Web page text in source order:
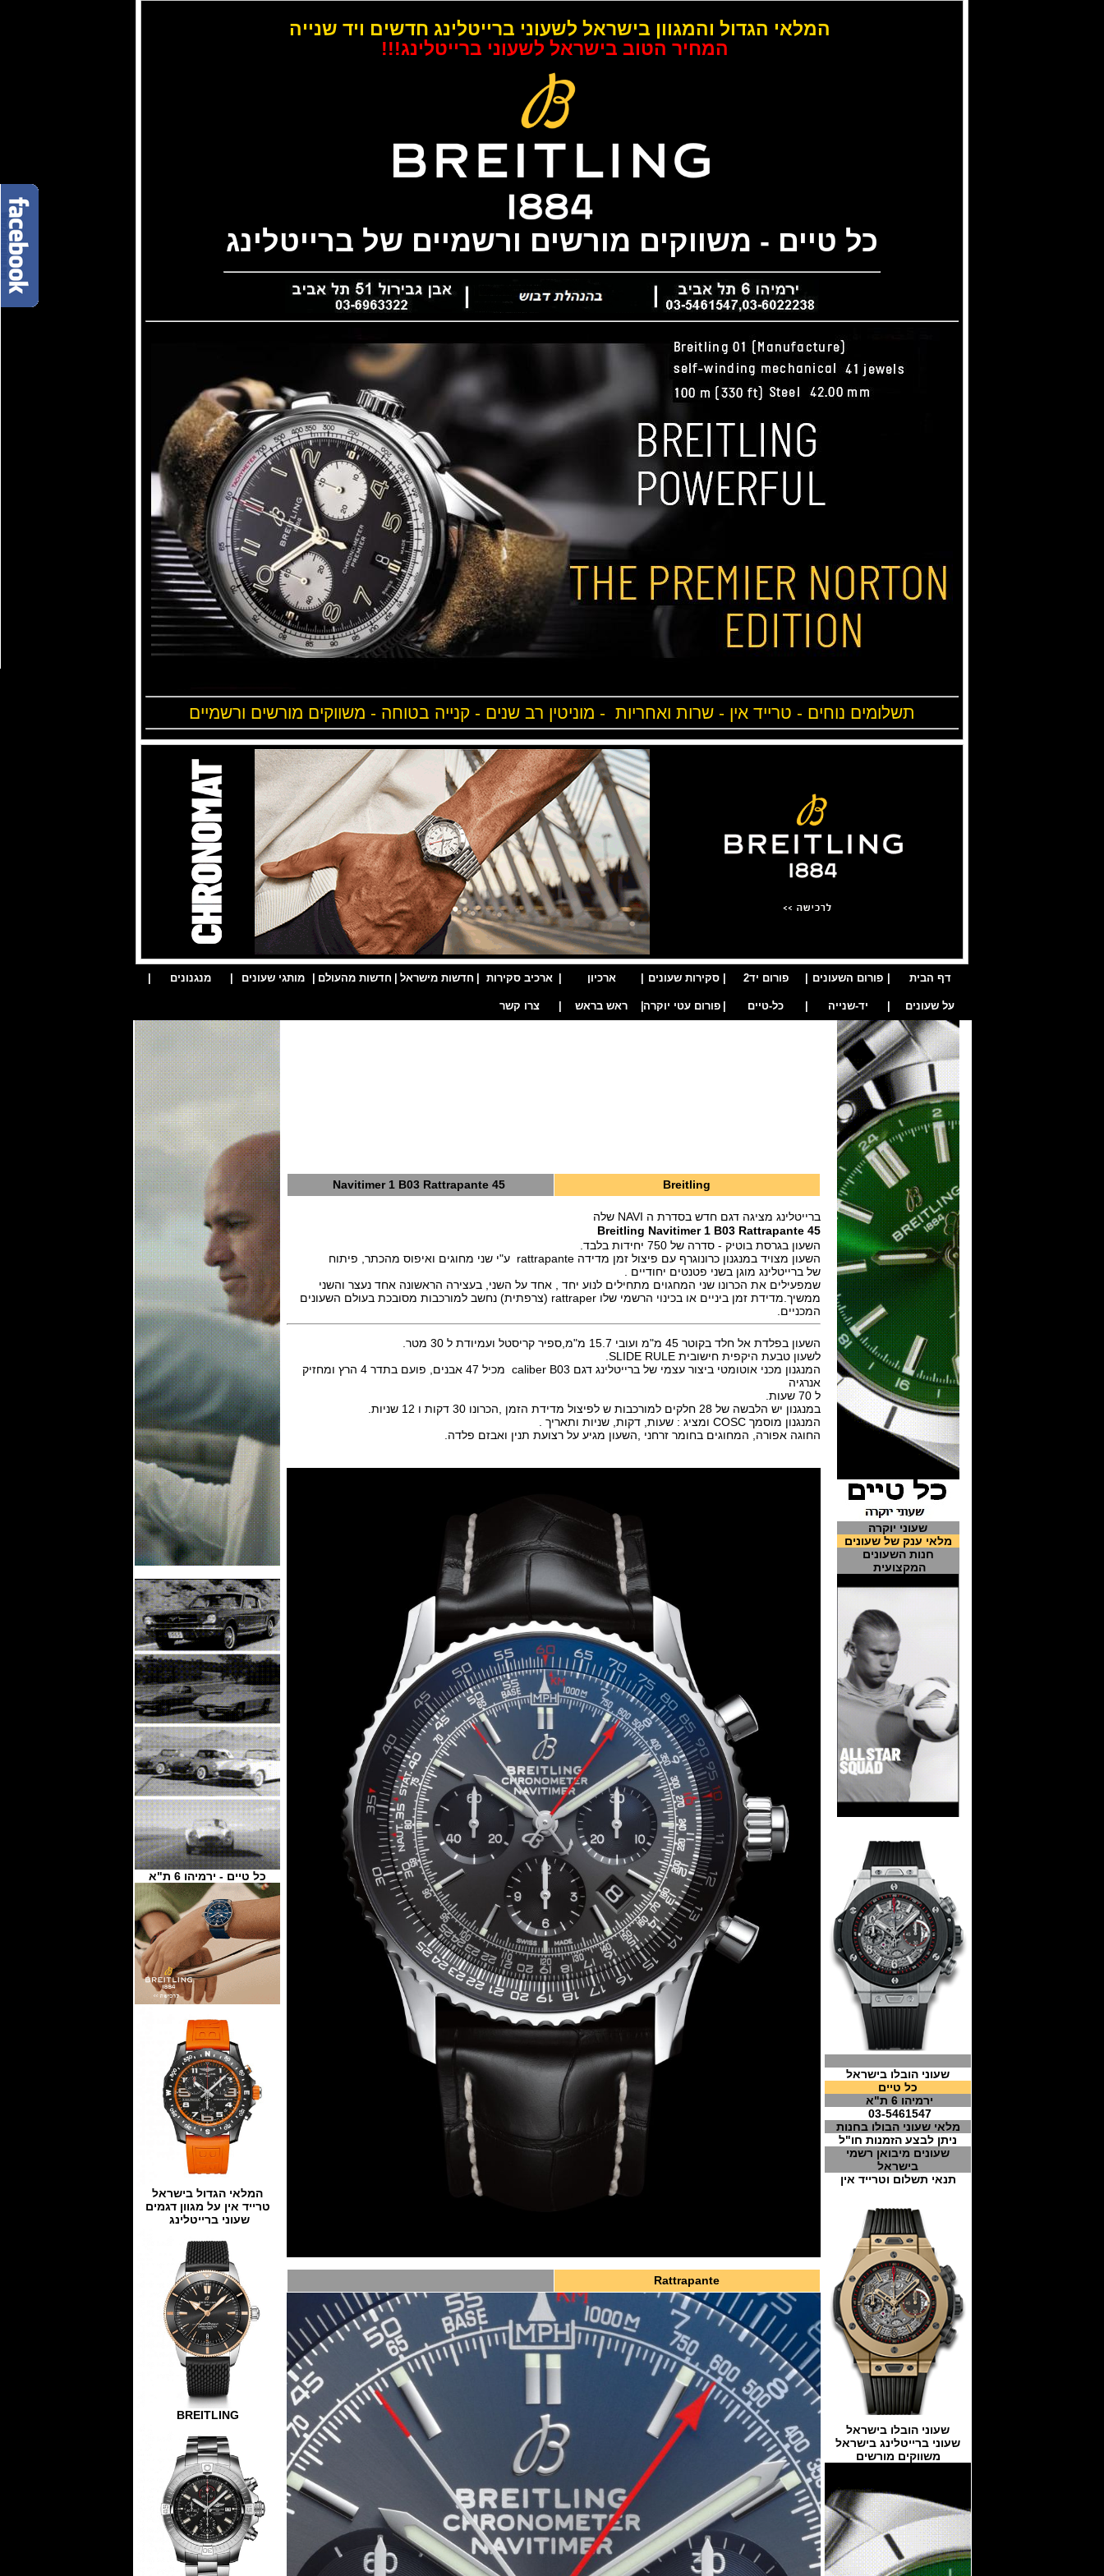
המלאי הגדול והמגוון בישראל לשעוני ברייטלינג חדשים ויד שנייה
המחיר הטוב בישראל לשעוני ברייטלינג!!!
כל טיים - משווקים מורשים ורשמיים של ברייטלינג
תשלומים נוחים - טרייד אין - שרות ואחריות - מוניטין רב שנים - קנייה בטוחה - משווקים מורשים ורשמיים
דף הבית פורום השעונים פורום יד2 סקירות שעונים ארכיון ארכיב סקירות חדשות מישראל חדשות מהעולם מותגי שעונים מנגנונים
על שעונים יד-שנייה כל-טיים פורום עטי יוקרה ראש בראש צרו קשר
שעוני יוקרה
מלאי ענק של שעונים
חנות השעונים
המקצועית
שעוני הובלו בישראל
כל טיים
ירמיהו 6 ת"א
03-5461547
מלאי שעוני הבולו בחנות
ניתן לבצע הזמנות חו"ל
שעונים מיבואן רשמי
בישראל
תנאי תשלום וטרייד אין
שעוני הובלו בישראל
שעוני ברייטלינג בישראל
משווקים מורשים
Breitling
Navitimer 1 B03 Rattrapante 45
ברייטלינג מציגה דגם חדש בסדרת ה NAVI שלה
Breitling Navitimer 1 B03 Rattrapante 45
השעון בגרסת בוטיק - סדרה של 750 יחידות בלבד.
השעון מצויד במנגנון כרונוגרף עם פיצול זמן מדידה rattrapante ע"י שני מחוגים ואיפוס מהכתר, פיתוח
של ברייטלינג מוגן בשני פטנטים יחודיים .
שמפעילים את הכרונו שני המחגוים מתחילים לנוע יחד , אחד על השני, בעצירה הראשונה אחד נעצר והשני
ממשיך.מדידת זמן ביניים או בכינוי הרשמי שלו rattraper (צרפתית) נחשב למורכבות מסובכת בעולם השעונים
המכניים.
השעון בפלדת אל חלד בקוטר 45 מ"מ ועובי 15.7 מ"מ,ספיר קריסטל ועמיודת ל 30 מטר.
לשעון טבעת היקפית חישובית SLIDE RULE.
המנגנון מכני אוטומטי ביצור עצמי של ברייטלינג דגם caliber B03 מכיל 47 אבנים, פועם בתדר 4 הרץ ומחזיק
אנרגיה
ל 70 שעות.
במנגנון יש הלבשה של 28 חלקים למורכבות ש לפיצול מדידת הזמן ,הכרונו 30 דקות ו 12 שניות.
המנגנון מוסמך COSC ומציג : שעות, דקות, שניות ותאריך .
החוגה אפורה, המחוגים בחומר זרחני ,השעון מגיע על רצועת תנין ואבזם פלדה.
Rattrapante
כל טיים - ירמיהו 6 ת"א
המלאי הגדול בישראל
טרייד אין על מגוון דגמים
שעוני ברייטלינג
BREITLING